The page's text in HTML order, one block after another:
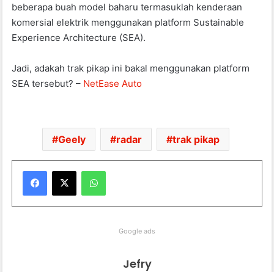
beberapa buah model baharu termasuklah kenderaan
komersial elektrik menggunakan platform Sustainable
Experience Architecture (SEA).
Jadi, adakah trak pikap ini bakal menggunakan platform
SEA tersebut? – NetEase Auto
Geely radar trak pikap
WhatsApp
Google ads
Jefry